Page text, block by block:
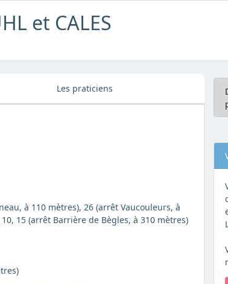
et CALES
Les praticiens
à 110 mètres), 26 (arrêt Vaucouleurs, à
15 (arrêt Barrière de Bègles, à 310 mètres)